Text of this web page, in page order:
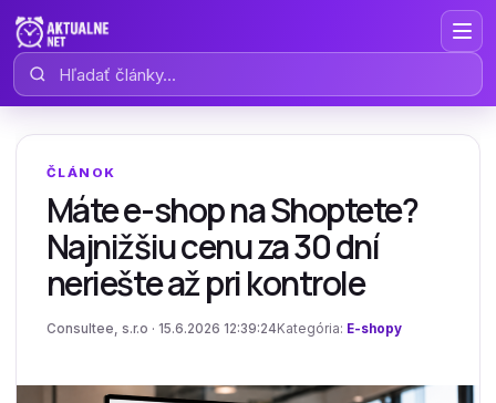
Hľadať články
ČLÁNOK
Máte e-shop na Shoptete?
Najnižšiu cenu za 30 dní
neriešte až pri kontrole
Consultee, s.r.o · 15.6.2026 12:39:24 Kategória: E-shopy